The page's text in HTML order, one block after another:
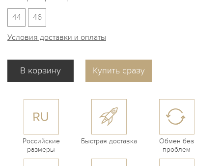
44
46
Условия доставки и оплаты
Купить сразу
Российские
размеры
Быстрая доставка
Обмен без
проблем